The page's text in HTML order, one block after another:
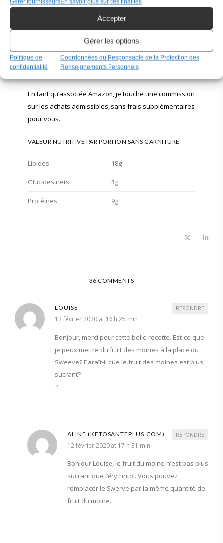
Gérer fournisseursEn savoir plus sur ces finalités
Accepter
Gérer les options
Politique de
confidentialité
Coordonnées du Responsable de la Protection des
Renseignements Personnels
fonction de la marque des produits utilisés et de
l’application utilisée pour faire le calcul.
Pour découvrir mes produits préférés
https://www.amazon.ca/shop/ketosanteplus
En tant qu’associée Amazon, je touche une commission
sur les achats admissibles, sans frais supplémentaires
pour vous.
VALEUR NUTRITIVE PAR PORTION SANS GARNITURE
Lipides 18g
Glucides nets 3g
Protéines 9g
36 COMMENTS
LOUISE
12 février 2020 at 16 h 25 min
Bonjour, merci pour cette belle recette. Est-ce que
je peux mettre du fruit des moines à la place du
Sweeve? Paraît-il que le fruit des moines est plus
sucrant?
?
RÉPONDRE
ALINE (KETOSANTEPLUS.COM)
12 février 2020 at 17 h 31 min
Bonjour Louise, le fruit du moine n’est pas plus
sucrant que l’érythritol. Vous pouvez
remplacer le Swerve par la même quantité de
fruit du moine.
RÉPONDRE